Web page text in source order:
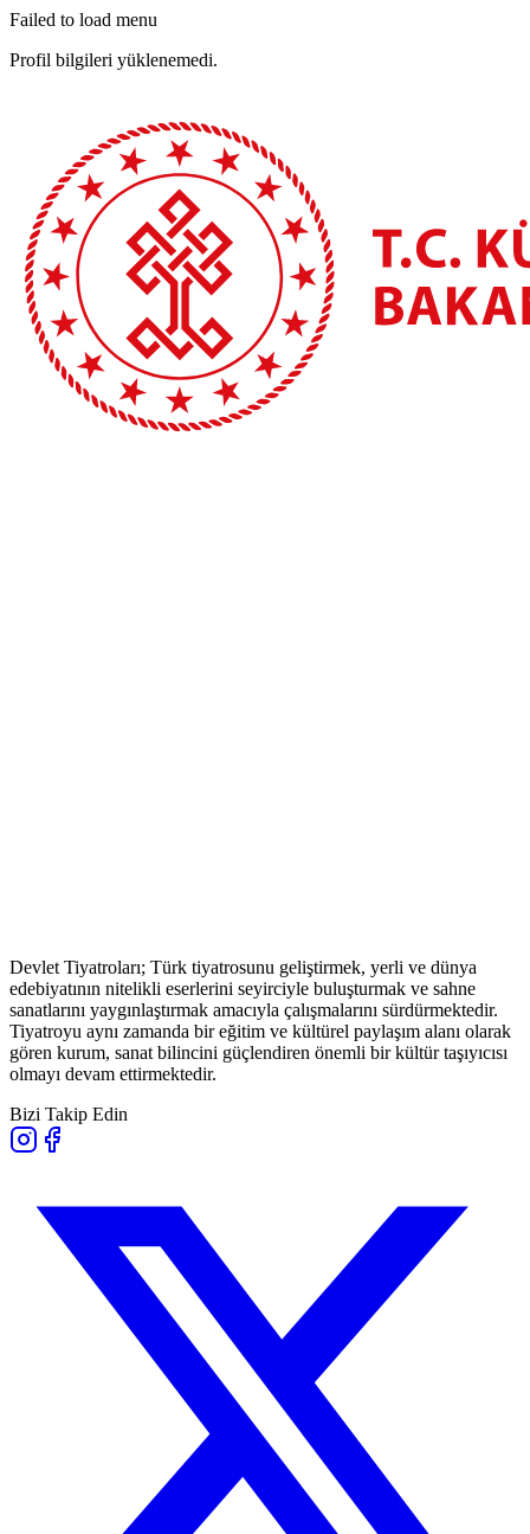
Failed to load menu
Profil bilgileri yüklenemedi.
Devlet Tiyatroları; Türk tiyatrosunu geliştirmek, yerli ve dünya
edebiyatının nitelikli eserlerini seyirciyle buluşturmak ve sahne
sanatlarını yaygınlaştırmak amacıyla çalışmalarını sürdürmektedir.
Tiyatroyu aynı zamanda bir eğitim ve kültürel paylaşım alanı olarak
gören kurum, sanat bilincini güçlendiren önemli bir kültür taşıyıcısı
olmayı devam ettirmektedir.
Bizi Takip Edin